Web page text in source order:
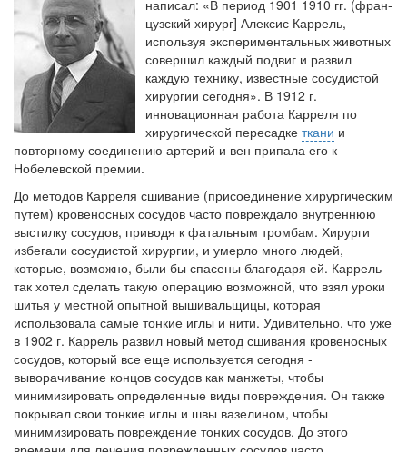
встрече с журналистами ведущих...
Местная анестезия развивает кардиотоксичность
Федеральная служба по
надзору в сфере
здравоохранения озвучила
тревожную статистику. Она
касаются увеличения риска
острой кардиотоксичности и
осложнений от...
Закон о праве родителей находиться с детьми в
реанимации внесен в Госдуму
Соответствующий
законопроект внесен в
палату на
рассмотрение. Суть его
заключается в
нахождении одного из
родителей в
больничной палате
написал: «В период 1901 1910 гг. (фран­
цузский хирург] Алексис Каррель,
используя экспериментальных животных
совершил каждый подвиг и развил
каждую технику, известные сосудистой
хирургии сегодня». В 1912 г.
инновационная работа Карреля по
хирургиче­ской пересадке ткани и
повторному соединению артерий и вен припала его к
Нобелевской премии.
До методов Карреля сшивание (присоединение хирургическим
путем) кро­веносных сосудов часто повреждало внутреннюю
выстилку сосудов, приводя к фатальным тромбам. Хирурги
избегали сосудистой хирургии, и умерло много людей,
которые, возможно, были бы спасены благодаря ей. Каррель
так хотел сделать такую операцию возможной, что взял уроки
шитья у местной опытной вышивальщицы, которая
использовала самые тонкие иглы и нити. Удивитель­но, что уже
в 1902 г. Каррель развил новый метод сшивания кровеносных
со­судов, который все еще используется сегодня -
выворачивание концов сосудов как манжеты, чтобы
минимизировать определенные виды повреждения. Он также
покрывал свои тонкие иглы и швы вазелином, чтобы
минимизировать повреждение тонких сосудов. До этого